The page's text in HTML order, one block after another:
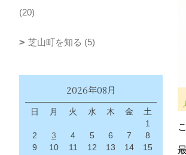
(20)
芝山町を知る (5)
2026年08月
日 月 火 水 木 金
土
1
2
3 4 5 6 7
8
9
10 11 12 13 14
15